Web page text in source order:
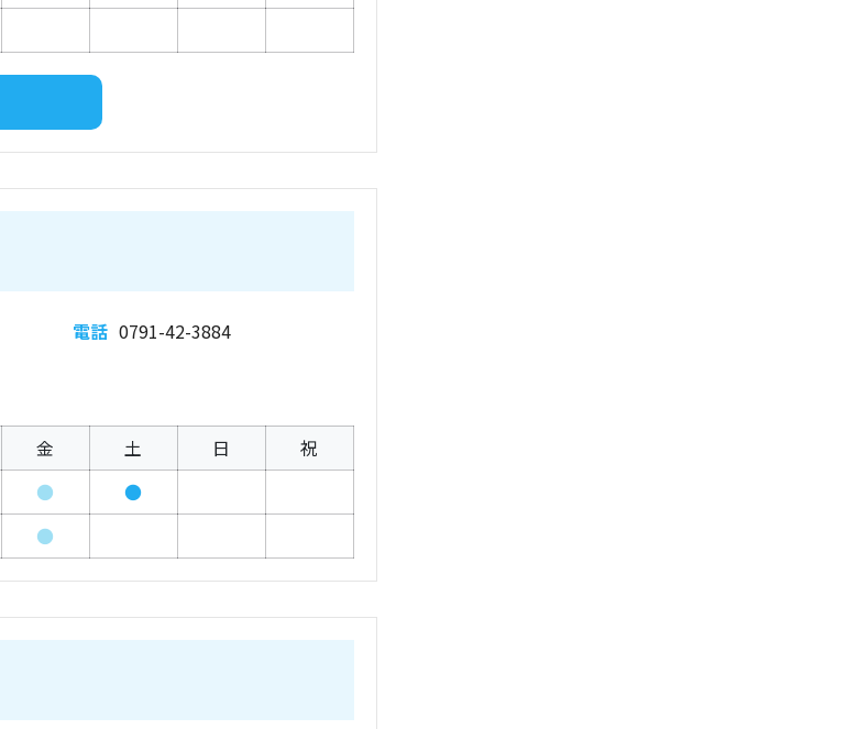
電話 0791-42-3884
金 土 日 祝
● ●
●